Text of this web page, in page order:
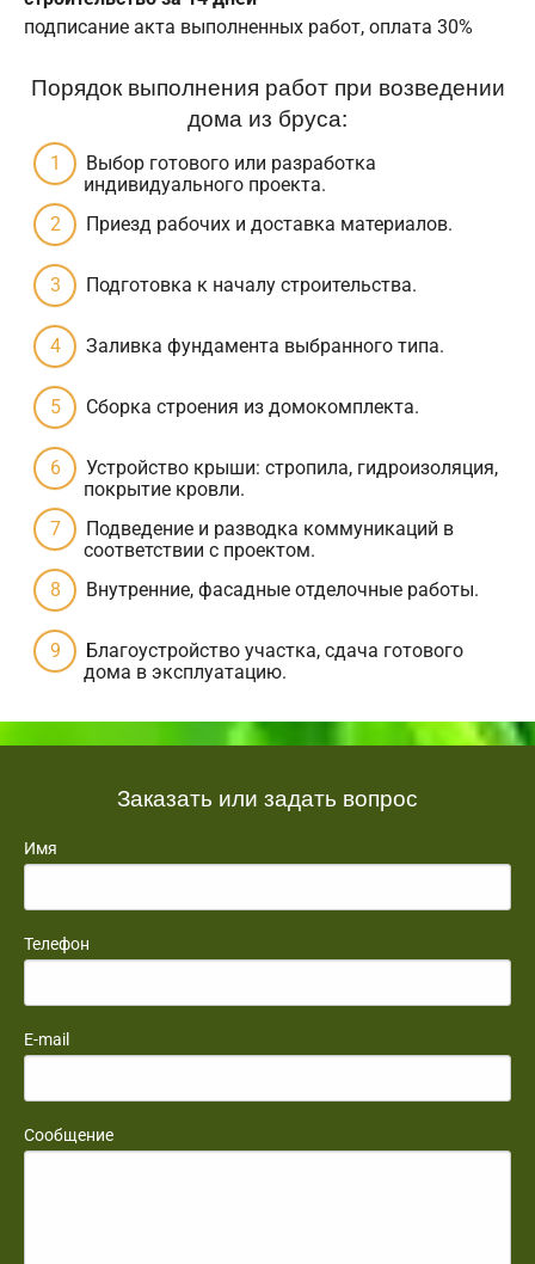
подписание акта выполненных работ, оплата 30%
Порядок выполнения работ при возведении
дома из бруса:
Выбор готового или разработка
индивидуального проекта.
Приезд рабочих и доставка материалов.
Подготовка к началу строительства.
Заливка фундамента выбранного типа.
Сборка строения из домокомплекта.
Устройство крыши: стропила, гидроизоляция,
покрытие кровли.
Подведение и разводка коммуникаций в
соответствии с проектом.
Внутренние, фасадные отделочные работы.
Благоустройство участка, сдача готового
дома в эксплуатацию.
Заказать или задать вопрос
Имя
Телефон
E-mail
Сообщение